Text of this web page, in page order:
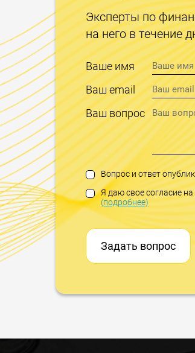
Эксперты по
на него в течение
Ваше имя
Ваш email
Ваш вопрос
Вопрос и ответ
Я даю свое согласие
(подробнее)
Задать вопрос